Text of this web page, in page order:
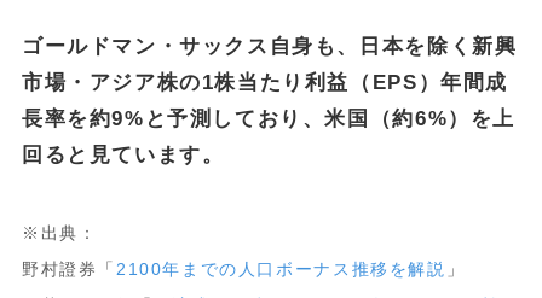
ゴールドマン・サックス自身も、日本を除く新興
市場・アジア株の1株当たり利益（EPS）年間成
長率を約9%と予測しており、米国（約6%）を上
回ると見ています。
※出典：
野村證券「 2100年までの人口ボーナス推移を解説 」